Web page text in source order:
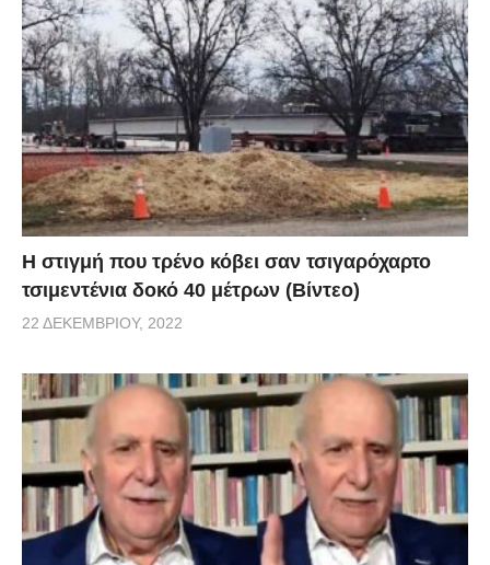
H στιγμή που τρένο κόβει σαν τσιγαρόχαρτο
τσιμεντένια δοκό 40 μέτρων (Βίντεο)
22 ΔΕΚΕΜΒΡΊΟΥ, 2022